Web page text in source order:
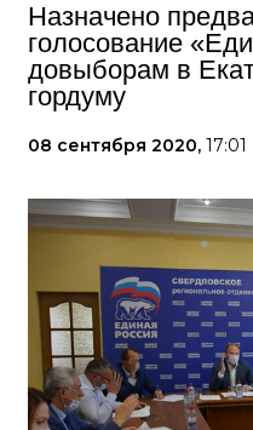
Назначено
голосование
довыборам в
гордуму
08 сентября 2020, 17:01